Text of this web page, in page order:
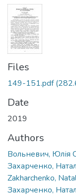
Files
149-151.pdf
Date
2019
Authors
Вольневич, Юлія
Захарченко,
Zakharchenko,
Захарченко,